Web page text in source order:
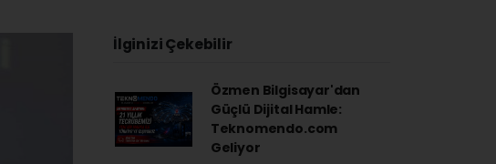
İlginizi Çekebilir
Özmen Bilgisayar'dan
Güçlü Dijital Hamle:
Teknomendo.com
Geliyor